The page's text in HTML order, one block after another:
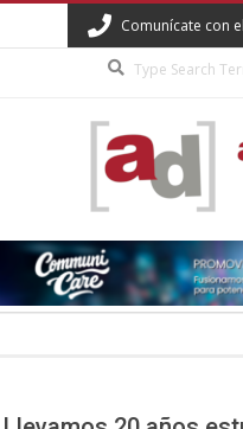
to
Comunícate con
DIGITAL